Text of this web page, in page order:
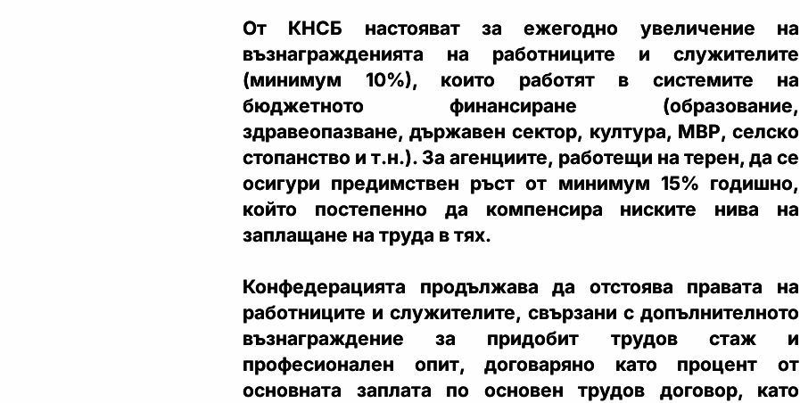
От КНСБ настояват за ежегодно увеличение на
възнагражденията на работниците и служителите
(минимум 10%), които работят в системите на
бюджетното финансиране (образование,
здравеопазване, държавен сектор, култура, МВР, селско
стопанство и т.н.). За агенциите, работещи на терен, да се
осигури предимствен ръст от минимум 15% годишно,
който постепенно да компенсира ниските нива на
заплащане на труда в тях.
Конфедерацията продължава да отстоява правата на
работниците и служителите, свързани с допълнителното
възнаграждение за придобит трудов стаж и
професионален опит, договаряно като процент от
основната заплата по основен трудов договор, като